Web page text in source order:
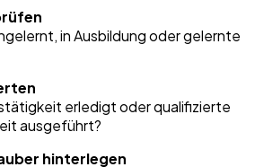
in Ausbildung oder gelernte
erledigt oder qualifizierte
ausgeführt?
hinterlegen